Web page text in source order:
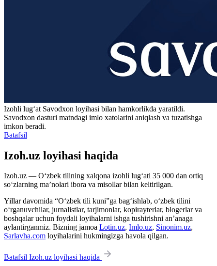
Izohli lugʻat Savodxon loyihasi bilan hamkorlikda yaratildi.
Savodxon dasturi matndagi imlo xatolarini aniqlash va tuzatishga
imkon beradi.
Batafsil
Izoh.uz loyihasi haqida
Izoh.uz — O‘zbek tilining xalqona izohli lug‘ati 35 000 dan ortiq
so‘zlarning ma’nolari ibora va misollar bilan keltirilgan.
Yillar davomida “O‘zbek tili kuni”ga bag‘ishlab, o‘zbek tilini
o‘rganuvchilar, jurnalistlar, tarjimonlar, kopirayterlar, blogerlar va
boshqalar uchun foydali loyihalarni ishga tushirishni an’anaga
aylantirganmiz. Bizning jamoa Lotin.uz, Imlo.uz, Sinonim.uz,
Sarlavha.com loyihalarini hukmingizga havola qilgan.
Batafsil Izoh.uz loyihasi haqida